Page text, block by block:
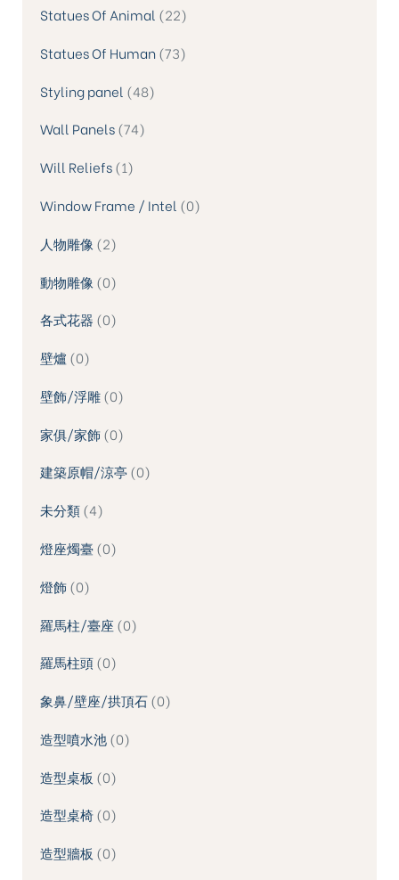
Statues Of Animal 22
Statues Of Human 73
Styling panel 48
Wall Panels 74
Will Reliefs 1
Window Frame / Intel 0
人物雕像 2
動物雕像 0
各式花器 0
壁爐 0
壁飾/浮雕 0
家俱/家飾 0
建築原帽/涼亭 0
未分類 4
燈座燭臺 0
燈飾 0
羅馬柱/臺座 0
羅馬柱頭 0
象鼻/壁座/拱頂石 0
造型噴水池 0
造型桌板 0
造型桌椅 0
造型牆板 0